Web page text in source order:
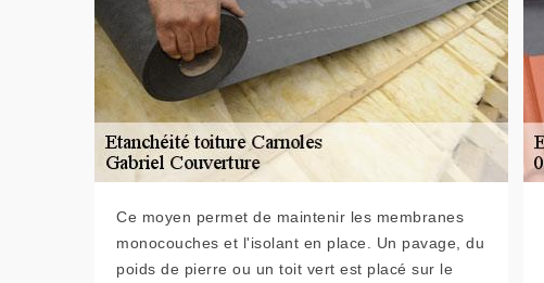
Ce moyen permet de maintenir les membranes
monocouches et l'isolant en place. Un pavage, du
poids de pierre ou un toit vert est placé sur le